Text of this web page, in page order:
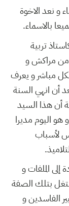
و نعد الاخوة
بالاسماء.
تربية
من مراكش و
دينار و بشكل مباشر و يعرف
أن انهي السنة
أن هذا السيد
هو اليوم مديرا
لأسباب
الملفات و
بتلك الصفة
الفاسدين و